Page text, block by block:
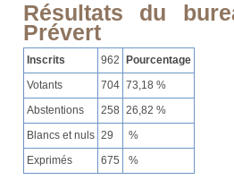
Résultats du
Prévert
Inscrits 962
Pourcentage
Votants
704 73,18 %
Abstentions
258 26,82 %
Blancs et nuls 29
%
Exprimés
675 %